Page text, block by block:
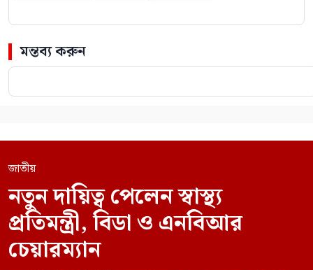
মন্তব্য করুন
জাতীয়
নতুন দায়িত্ব পেলেন স্বাস্থ্য
প্রতিমন্ত্রী, বিডা ও এনবিআর
চেয়ারম্যান